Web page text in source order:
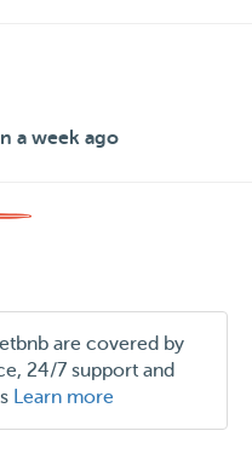
a week ago
are covered by
24/7 support and
Learn more